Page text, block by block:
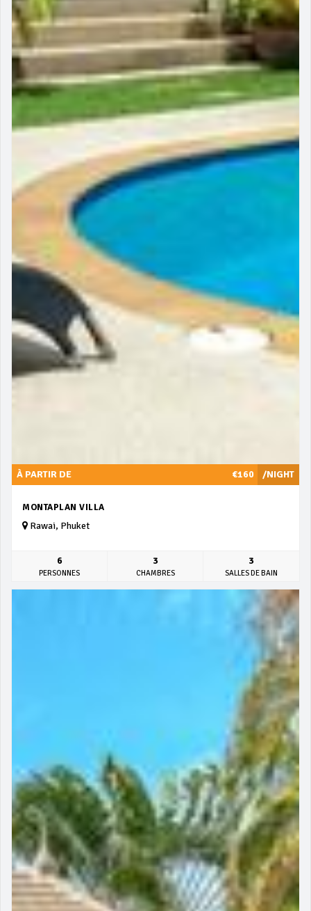
/NIGHT
À PARTIR DE €160
MONTAPLAN VILLA
Rawai, Phuket
6
PERSONNES
3
CHAMBRES
3
SALLES DE BAIN